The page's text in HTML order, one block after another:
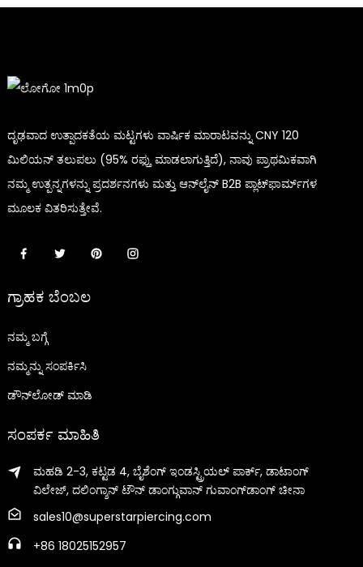
ದೃಢವಾದ ಉತ್ಪಾದಕತೆಯ ಮಟ್ಟಗಳು ವಾರ್ಷಿಕ ಮಾರಾಟವನ್ನು CNY 120
ಮಿಲಿಯನ್ ತಲುಪಲು (95% ರಫ್ತು ಮಾಡಲಾಗುತ್ತಿದೆ), ನಾವು ಪ್ರಾಥಮಿಕವಾಗಿ
ನಮ್ಮ ಉತ್ಪನ್ನಗಳನ್ನು ಪ್ರದರ್ಶನಗಳು ಮತ್ತು ಆನ್‌ಲೈನ್ B2B ಪ್ಲಾಟ್‌ಫಾರ್ಮ್‌ಗಳ
ಮೂಲಕ ವಿತರಿಸುತ್ತೇವೆ.
ಗ್ರಾಹಕ ಬೆಂಬಲ
ನಮ್ಮ ಬಗ್ಗೆ
ನಮ್ಮನ್ನು ಸಂಪರ್ಕಿಸಿ
ಡೌನ್‌ಲೋಡ್ ಮಾಡಿ
ಸಂಪರ್ಕ ಮಾಹಿತಿ
ಮಹಡಿ 2-3, ಕಟ್ಟಡ 4, ಬೈಶೆಂಗ್ ಇಂಡಸ್ಟ್ರಿಯಲ್ ಪಾರ್ಕ್, ಡಾಟಾಂಗ್
ವಿಲೇಜ್, ದಲಿಂಗ್ಶಾನ್ ಟೌನ್ ಡಾಂಗ್ಗುವಾನ್ ಗುವಾಂಗ್‌ಡಾಂಗ್ ಚೀನಾ
sales10@superstarpiercing.com
+86 18025152957